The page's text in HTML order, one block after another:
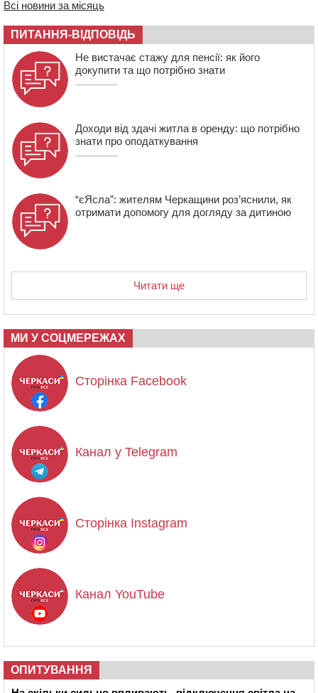
14:31 У Каневі аномальна спека призвела до перебоїв у
14:02 На Черкащині намолотили перший мільйон тонн
зерна нового врожаю
13:40
На Кам’янщині сталася масштабна пожежа
сміттєзвалища
Всі новини за місяць
ПИТАННЯ-ВІДПОВІДЬ
Не вистачає стажу для пенсії: як його
докупити та що потрібно знати
Доходи від здачі житла в оренду: що потрібно
знати про оподаткування
“єЯсла”: жителям Черкащини роз’яснили, як
отримати допомогу для догляду за дитиною
Читати ще
МИ У СОЦМЕРЕЖАХ
Сторінка Facebook
Канал у Telegram
Сторінка Instagram
Канал YouTube
ОПИТУВАННЯ